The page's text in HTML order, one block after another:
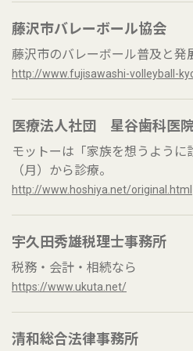
藤沢市バレーボール協会
藤沢市のバレーボール普及と発
http://www.fujisawashi-volleyball-
医療法人社団 星谷歯科医
モットーは「家族を想うように
（月）から診療。
http://www.hoshiya.net/original.html
宇久田秀雄税理士事務所
税務・会計・相続なら
https://www.ukuta.net/
清和総合法律事務所